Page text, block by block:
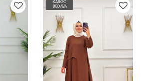
KARGO
BEDAVA